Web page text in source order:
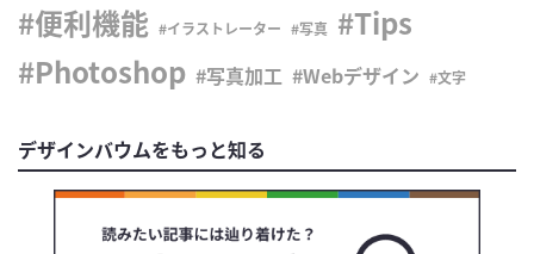
便利機能 イラストレーター 写真
Tips
Photoshop
写真加工 Webデザイン 文字
デザインバウムをもっと知る